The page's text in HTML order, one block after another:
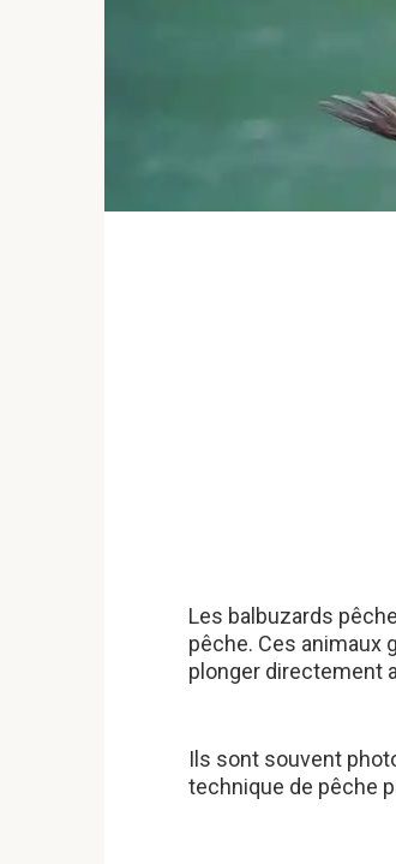
Les balbuzards
pêche. Ces animaux
plonger directement
Ils sont souvent
technique de pêche